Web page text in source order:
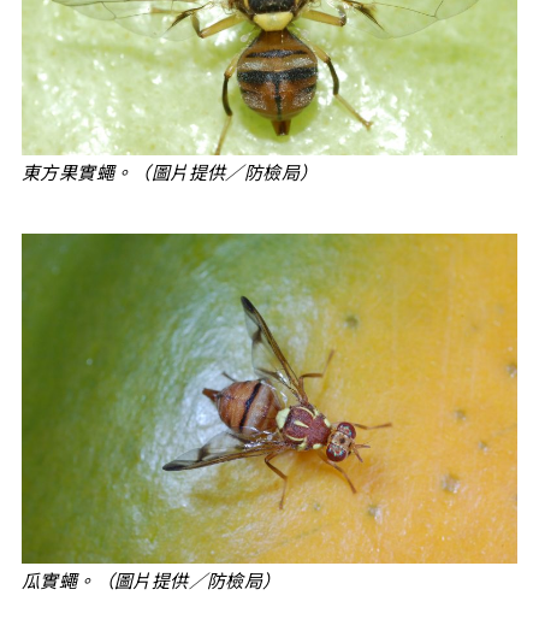
東方果實蠅。（圖片提供／防檢局）
瓜實蠅。（圖片提供／防檢局）